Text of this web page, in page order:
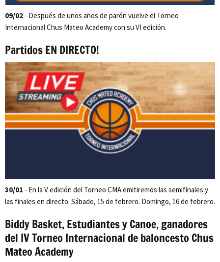
09/02 - Después de unos años de parón vuelve el Torneo
Internacional Chus Mateo Academy con su VI edición.
Partidos EN DIRECTO!
30/01 - En la V edición del Torneo CMA emitiremos las semifinales y
las finales en directo. Sábado, 15 de febrero. Domingo, 16 de febrero.
Biddy Basket, Estudiantes y Canoe, ganadores
del IV Torneo Internacional de baloncesto Chus
Mateo Academy